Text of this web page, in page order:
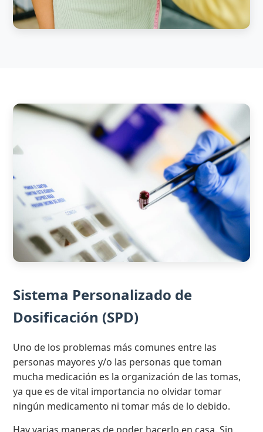
Sistema Personalizado de
Dosificación (SPD)
Uno de los problemas más comunes entre las
personas mayores y/o las personas que toman
mucha medicación es la organización de las tomas,
ya que es de vital importancia no olvidar tomar
ningún medicamento ni tomar más de lo debido.